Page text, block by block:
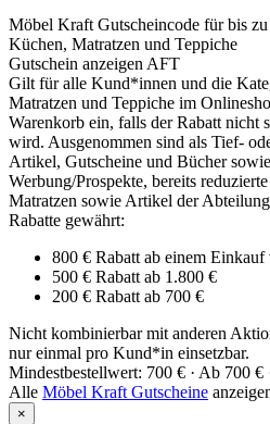
Möbel Kraft Gutscheincode für bis
Küchen, Matratzen und Teppiche
Gutschein anzeigen AFT
Gilt für alle Kund*innen und die
Matratzen und Teppiche im
Warenkorb ein, falls der Rabatt nicht
wird. Ausgenommen sind als Tief-
Artikel, Gutscheine und Bücher
Werbung/Prospekte, bereits
Matratzen sowie Artikel der
Rabatte gewährt:
800 € Rabatt ab einem
500 € Rabatt ab 1.800 €
200 € Rabatt ab 700 €
Nicht kombinierbar mit anderen
nur einmal pro Kund*in einsetzbar.
Mindestbestellwert: 700 € · Ab 700 €
Alle Möbel Kraft Gutscheine
×